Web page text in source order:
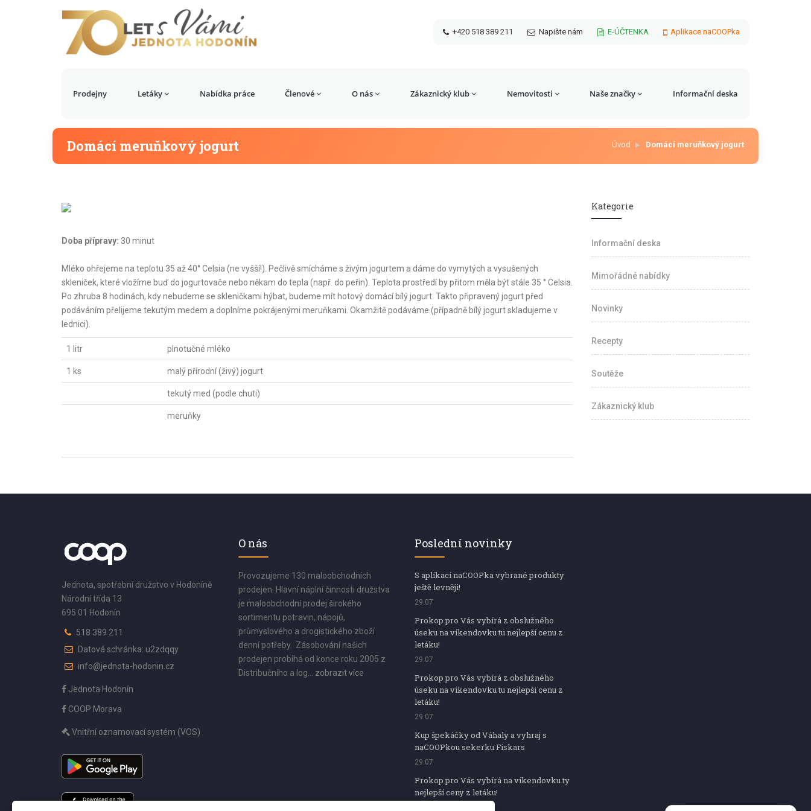
+420 518 389 211 Napište nám E-ÚČTENKA Aplikace naCOOPka
Prodejny Letáky Nabídka práce Členové O nás Zákaznický klub Nemovitosti Naše značky Informační deska
Domácí meruňkový jogurt Úvod Domácí meruňkový jogurt
Doba přípravy: 30 minut
Mléko ohřejeme na teplotu 35 až 40° Celsia (ne vyšší!). Pečlivě smícháme s živým jogurtem a dáme do vymytých a vysušených
skleniček, které vložíme buď do jogurtovače nebo někam do tepla (např. do peřin). Teplota prostředí by přitom měla být stále 35 ° Celsia.
Po zhruba 8 hodinách, kdy nebudeme se skleničkami hýbat, budeme mít hotový domácí bílý jogurt. Takto připravený jogurt před
podáváním přelijeme tekutým medem a doplníme pokrájenými meruňkami. Okamžitě podáváme (případně bílý jogurt skladujeme v
lednici).
1 litr plnotučné mléko
1 ks malý přírodní (živý) jogurt
tekutý med (podle chuti)
meruňky
Kategorie
Informační deska
Mimořádné nabídky
Novinky
Recepty
Soutěže
Zákaznický klub
Jednota, spotřební družstvo v Hodoníně
Národní třída 13
695 01 Hodonín
518 389 211
Datová schránka: u2zdqqy
info@jednota-hodonin.cz
Jednota Hodonín
COOP Morava
Vnitřní oznamovací systém (VOS)
O nás
Provozujeme 130 maloobchodních
prodejen. Hlavní náplní činnosti družstva
je maloobchodní prodej širokého
sortimentu potravin, nápojů,
průmyslového a drogistického zboží
denní potřeby. Zásobování našich
prodejen probíhá od konce roku 2005 z
Distribučního a log... zobrazit více
Poslední novinky
S aplikací naCOOPka vybrané produkty
ještě levněji!
29.07
Prokop pro Vás vybírá z obslužného
úseku na víkendovku tu nejlepší cenu z
letáku!
29.07
Prokop pro Vás vybírá z obslužného
úseku na víkendovku tu nejlepší cenu z
letáku!
29.07
Kup špekáčky od Váhaly a vyhraj s
naCOOPkou sekerku Fiskars
29.07
Prokop pro Vás vybírá na víkendovku ty
nejlepší ceny z letáku!